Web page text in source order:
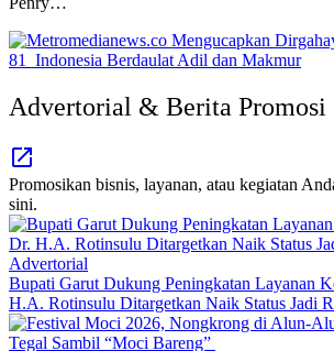
Advertorial & Berita Promosi
Promosikan bisnis, layanan, atau kegiatan
sini.
Advertorial
Bupati Garut Dukung Peningkatan Layanan
H.A. Rotinsulu Ditargetkan Naik Status Jadi